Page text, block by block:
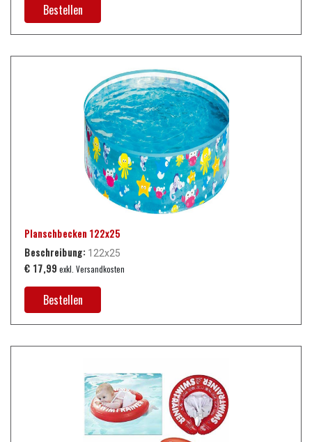
Bestellen
Planschbecken 122x25
Beschreibung: 122x25
€ 17,99 exkl. Versandkosten
Bestellen